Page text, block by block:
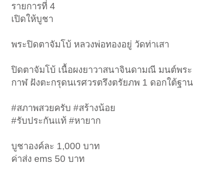
รายการที่ 4
เปิดให้บูชา
พระปิดตาจัมโบ้ หลวงพ่อทองอยู่ วัดท่าเสา
ปิดตาจัมโบ้ เนื้อผงยาวาสนาจินดามณี มนต์พระ
กาฬ ฝังตะกรุดนเรศวรตรึงตรัยภพ 1 ดอกใต้ฐาน
#สภาพสวยครับ #สร้างน้อย
#รับประกันแท้ #หายาก
บูชาองค์ละ 1,000 บาท
ค่าส่ง ems 50 บาท